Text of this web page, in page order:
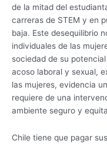
de la mitad del
carreras de STEM y en
baja. Este desequilibrio
individuales de las
sociedad de su
acoso laboral y sexual,
las mujeres, evidencia
requiere de una
ambiente seguro y
Chile tiene que pagar